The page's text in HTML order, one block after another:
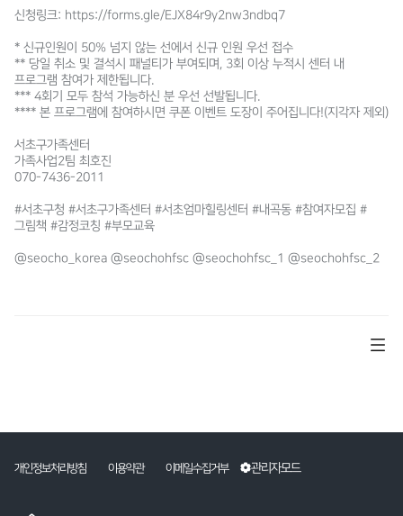
신청링크: https://forms.gle/EJX84r9y2nw3ndbq7
* 신규인원이 50% 넘지 않는 선에서 신규 인원 우선 접수
** 당일 취소 및 결석시 패널티가 부여되며, 3회 이상 누적시 센터 내
프로그램 참여가 제한됩니다.
*** 4회기 모두 참석 가능하신 분 우선 선발됩니다.
**** 본 프로그램에 참여하시면 쿠폰 이벤트 도장이 주어집니다!(지각자 제외)
서초구가족센터
가족사업2팀 최호진
070-7436-2011
#서초구청 #서초구가족센터 #서초엄마힐링센터 #내곡동 #참여자모집 #
그림책 #감정코칭 #부모교육
@seocho_korea @seochohfsc @seochohfsc_1 @seochohfsc_2​
개인정보처리방침 이용약관 이메일수집거부 관리자모드